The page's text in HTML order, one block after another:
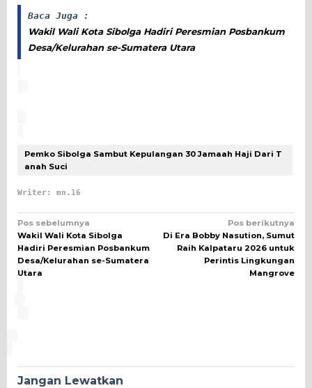
Baca Juga :
Wakil Wali Kota Sibolga Hadiri Peresmian Posbankum
Desa/Kelurahan se-Sumatera Utara
Pemko Sibolga Sambut Kepulangan 30 Jamaah Haji Dari T
anah Suci
Writer: mn.16
Navigasi
pos
Pos sebelumnya
Wakil Wali Kota Sibolga
Hadiri Peresmian Posbankum
Desa/Kelurahan se-Sumatera
Utara
Pos berikutnya
Di Era Bobby Nasution, Sumut
Raih Kalpataru 2026 untuk
Perintis Lingkungan
Mangrove
Jangan Lewatkan